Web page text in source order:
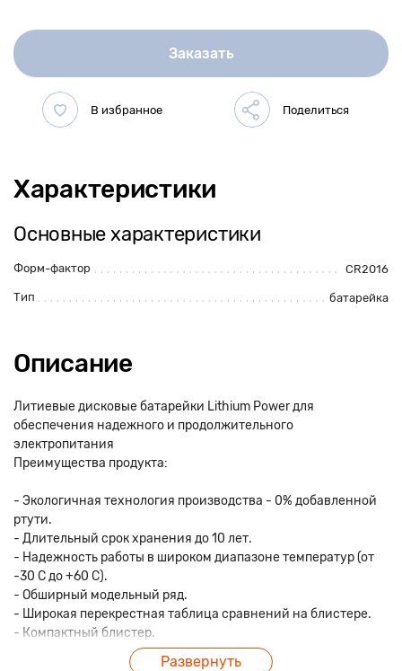
Заказать
Характеристики
Основные характеристики
Форм-фактор CR2016
Тип батарейка
Описание
Литиевые дисковые батарейки Lithium Power для
обеспечения надежного и продолжительного
электропитания
Преимущества продукта:
- Экологичная технология производства - 0% добавленной
ртути.
- Длительный срок хранения до 10 лет.
- Надежность работы в широком диапазоне температур (от
-30 С до +60 С).
- Обширный модельный ряд.
- Широкая перекрестная таблица сравнений на блистере.
- Компактный блистер.
Развернуть